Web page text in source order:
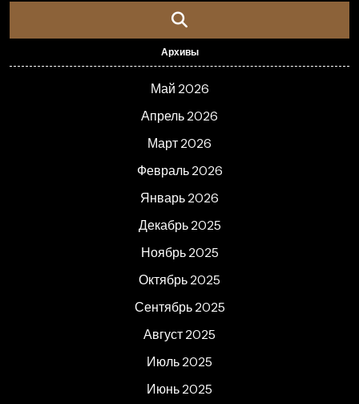
Архивы
Май 2026
Апрель 2026
Март 2026
Февраль 2026
Январь 2026
Декабрь 2025
Ноябрь 2025
Октябрь 2025
Сентябрь 2025
Август 2025
Июль 2025
Июнь 2025